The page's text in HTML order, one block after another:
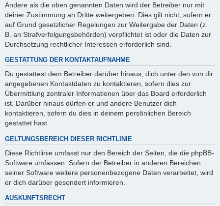
Andere als die oben genannten Daten wird der Betreiber nur mit
deiner Zustimmung an Dritte weitergeben. Dies gilt nicht, sofern er
auf Grund gesetzlicher Regelungen zur Weitergabe der Daten (z.
B. an Strafverfolgungsbehörden) verpflichtet ist oder die Daten zur
Durchsetzung rechtlicher Interessen erforderlich sind.
GESTATTUNG DER KONTAKTAUFNAHME
Du gestattest dem Betreiber darüber hinaus, dich unter den von dir
angegebenen Kontaktdaten zu kontaktieren, sofern dies zur
Übermittlung zentraler Informationen über das Board erforderlich
ist. Darüber hinaus dürfen er und andere Benutzer dich
kontaktieren, sofern du dies in deinem persönlichen Bereich
gestattet hast.
GELTUNGSBEREICH DIESER RICHTLINIE
Diese Richtlinie umfasst nur den Bereich der Seiten, die die phpBB-
Software umfassen. Sofern der Betreiber in anderen Bereichen
seiner Software weitere personenbezogene Daten verarbeitet, wird
er dich darüber gesondert informieren.
AUSKUNFTSRECHT